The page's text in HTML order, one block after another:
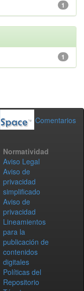
1
1
Comentarios
Normatividad
Aviso Legal
Aviso de
privacidad
simplificado
Aviso de
privacidad
Lineamientos
para la
publicación de
contenidos
digitales
Políticas del
Repositorio